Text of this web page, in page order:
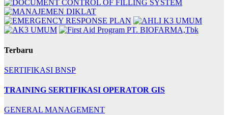
Terbaru
SERTIFIKASI BNSP
TRAINING SERTIFIKASI OPERATOR GIS
GENERAL MANAGEMENT